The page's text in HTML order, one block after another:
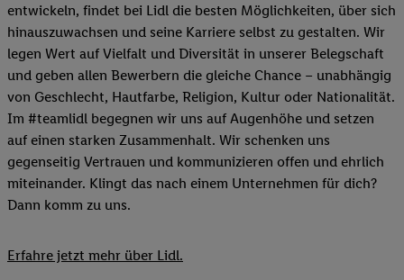
entwickeln, findet bei Lidl die besten Möglichkeiten, über sich
hinauszuwachsen und seine Karriere selbst zu gestalten. Wir
legen Wert auf Vielfalt und Diversität in unserer Belegschaft
und geben allen Bewerbern die gleiche Chance – unabhängig
von Geschlecht, Hautfarbe, Religion, Kultur oder Nationalität.
Im #teamlidl begegnen wir uns auf Augenhöhe und setzen
auf einen starken Zusammenhalt. Wir schenken uns
gegenseitig Vertrauen und kommunizieren offen und ehrlich
miteinander. Klingt das nach einem Unternehmen für dich?
Dann komm zu uns.​
Erfahre jetzt mehr über Lidl.